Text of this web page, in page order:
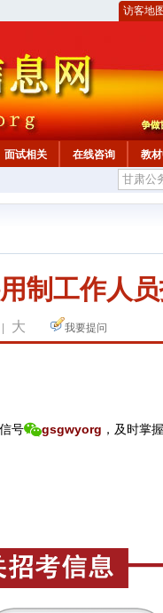
访客地图
面试相关 在线咨询
教
制工作人
大 我要提问
号 gsgwyorg ， 及时掌